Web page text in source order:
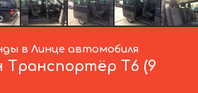
в Линце автомобиля
Транспортёр T6 (9